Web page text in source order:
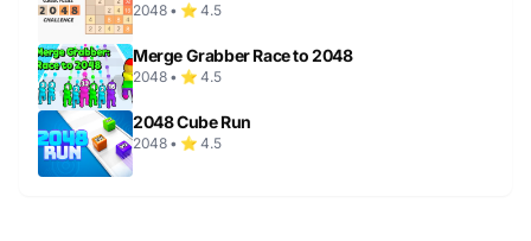
2048 • ⭐ 4.5
Merge Grabber Race to 2048
2048 • ⭐ 4.5
2048 Cube Run
2048 • ⭐ 4.5